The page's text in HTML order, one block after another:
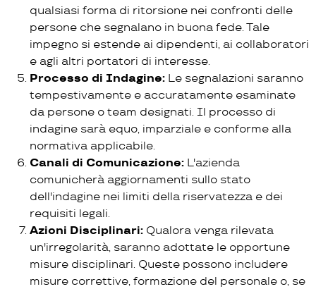
qualsiasi forma di ritorsione nei confronti delle
persone che segnalano in buona fede. Tale
impegno si estende ai dipendenti, ai collaboratori
e agli altri portatori di interesse.
Processo di Indagine: Le segnalazioni saranno
tempestivamente e accuratamente esaminate
da persone o team designati. Il processo di
indagine sarà equo, imparziale e conforme alla
normativa applicabile.
Canali di Comunicazione: L'azienda
comunicherà aggiornamenti sullo stato
dell'indagine nei limiti della riservatezza e dei
requisiti legali.
Azioni Disciplinari: Qualora venga rilevata
un'irregolarità, saranno adottate le opportune
misure disciplinari. Queste possono includere
misure correttive, formazione del personale o, se